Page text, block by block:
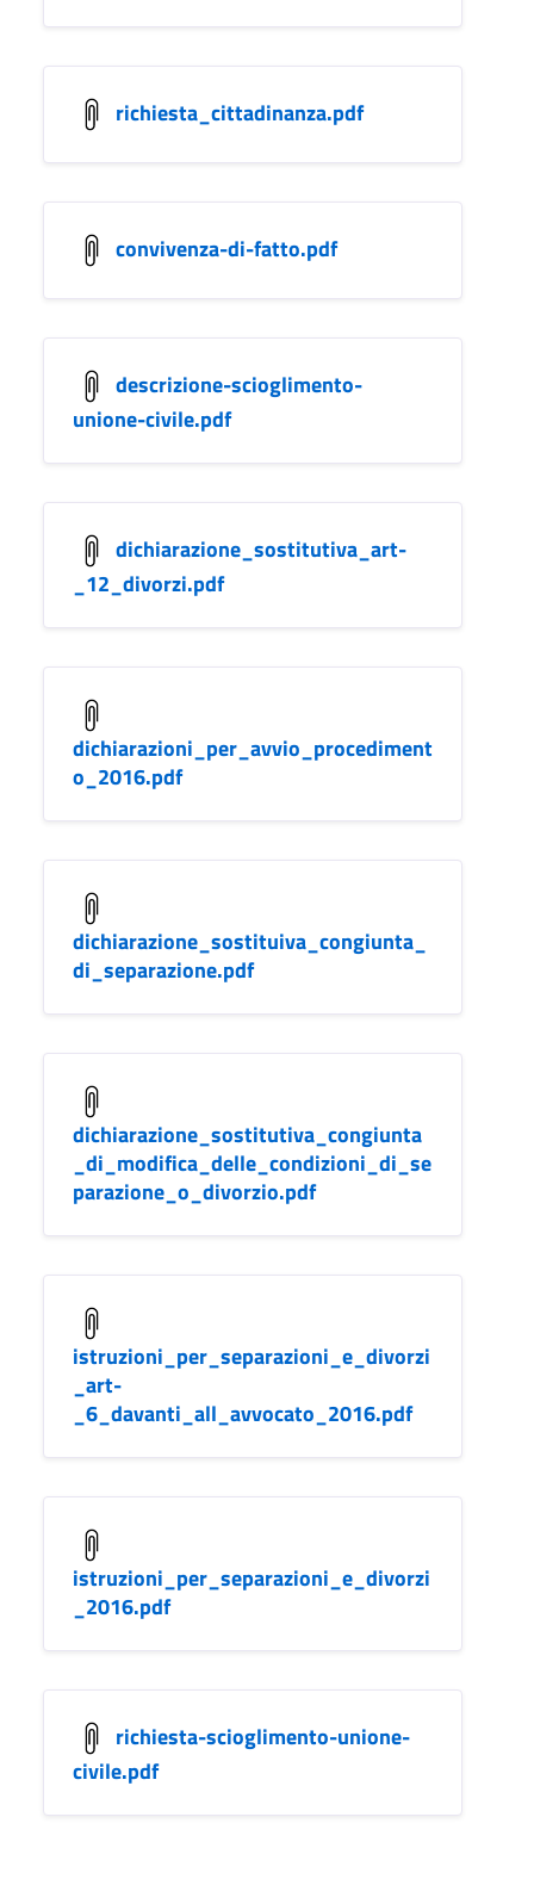
richiesta_cittadinanza.pdf
convivenza-di-fatto.pdf
descrizione-scioglimento-
unione-civile.pdf
dichiarazione_sostitutiva_art-
_12_divorzi.pdf
dichiarazioni_per_avvio_procediment
o_2016.pdf
dichiarazione_sostituiva_congiunta_
di_separazione.pdf
dichiarazione_sostitutiva_congiunta
_di_modifica_delle_condizioni_di_se
parazione_o_divorzio.pdf
istruzioni_per_separazioni_e_divorzi
_art-
_6_davanti_all_avvocato_2016.pdf
istruzioni_per_separazioni_e_divorzi
_2016.pdf
richiesta-scioglimento-unione-
civile.pdf